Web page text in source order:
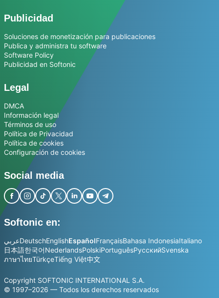
Publicidad
Soluciones de monetización para publicaciones
Publica y administra tu software
Software Policy
Publicidad en Softonic
Legal
DMCA
Información legal
Términos de uso
Política de Privacidad
Política de cookies
Configuración de cookies
Social media
Softonic en:
عربيDeutschEnglishEspañolFrançaisBahasa IndonesiaItaliano
日本語한국어NederlandsPolskiPortuguêsРусскийSvenska
ภาษาไทยTürkçeTiếng Việt中文
Copyright SOFTONIC INTERNATIONAL S.A.
© 1997–2026 — Todos los derechos reservados